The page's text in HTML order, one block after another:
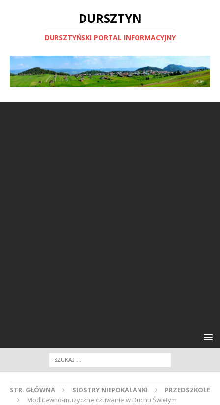
DURSZTYN
DURSZTYŃSKI PORTAL INFORMACYJNY
STR. GŁÓWNA SIOSTRY NIEPOKALANKI
PRZEDSZKOLE
Modlitewno-muzyczne czuwanie w Duchu Świętym